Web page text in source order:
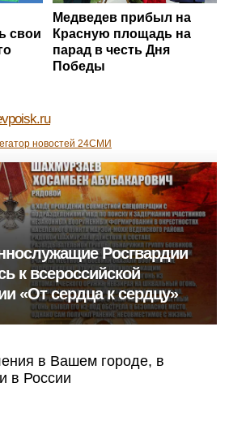
свои
Медведев прибыл на
Красную площадь на
парад в честь Дня
Победы
новостей 24СМИ
Росгвардии
к всероссийской
«От сердца к сердцу»
в Вашем городе, в
в России